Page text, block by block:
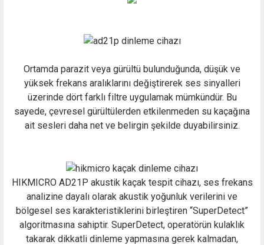
Ortamda parazit veya gürültü bulunduğunda, düşük ve
yüksek frekans aralıklarını değiştirerek ses sinyalleri
üzerinde dört farklı filtre uygulamak mümkündür. Bu
sayede, çevresel gürültülerden etkilenmeden su kaçağına
ait sesleri daha net ve belirgin şekilde duyabilirsiniz.
HIKMICRO AD21P akustik kaçak tespit cihazı, ses frekans
analizine dayalı olarak akustik yoğunluk verilerini ve
bölgesel ses karakteristiklerini birleştiren “SuperDetect”
algoritmasına sahiptir. SuperDetect, operatörün kulaklık
takarak dikkatli dinleme yapmasına gerek kalmadan,